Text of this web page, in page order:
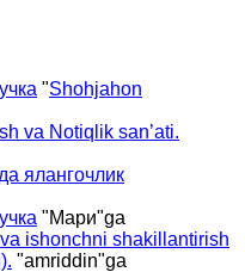
"Shohjahon
va Notiqlik san’ati.
ялангочлик
"Мари"ga
ishonchni shakillantirish
"amriddin"ga